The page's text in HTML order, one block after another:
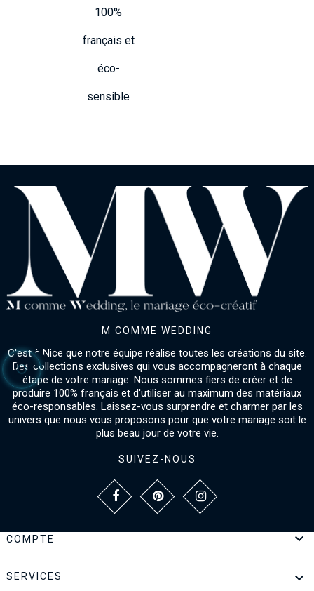
100%
français et
éco-
sensible
M COMME WEDDING
C'est à Nice que notre équipe réalise toutes les créations du site.
Des collections exclusives qui vous accompagneront à chaque
étape de votre mariage. Nous sommes fiers de créer et de
produire 100% français et d'utiliser au maximum des matériaux
éco-responsables. Laissez-vous surprendre et charmer par les
univers que nous vous proposons pour que votre mariage soit le
plus beau jour de votre vie.
SUIVEZ-NOUS
COMPTE 
SERVICES 